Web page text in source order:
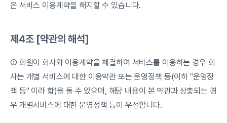
은 서비스 이용계약을 해지할 수 있습니다.
제4조 [약관의 해석]
① 회원이 회사와 이용계약을 체결하여 서비스를 이용하는 경우 회
사는 개별 서비스에 대한 이용약관 또는 운영정책 등(이하 "운영정
책 등" 이라 함)을 둘 수 있으며, 해당 내용이 본 약관과 상충되는 경
우 개별서비스에 대한 운영정책 등이 우선합니다.